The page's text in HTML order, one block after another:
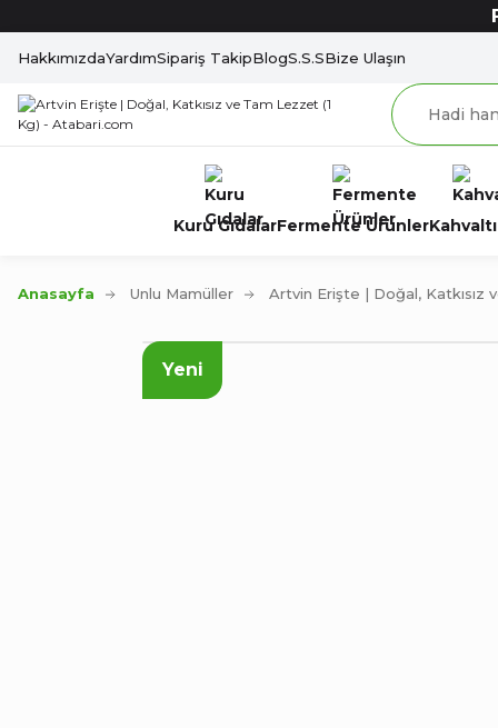
HakkımızdaYardımSipariş TakipBlogS.S.SBize Ulaşın
Kuru GıdalarFermente Ürünler
Anasayfa Unlu Mamüller Artvin Erişte | Doğal, Katkısız
Yeni